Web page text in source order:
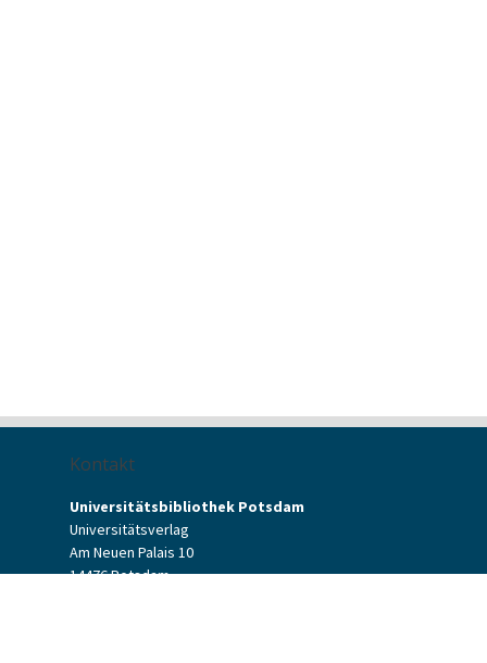
Kontakt
Universitätsbibliothek Potsdam
Universitätsverlag
Am Neuen Palais 10
14476 Potsdam